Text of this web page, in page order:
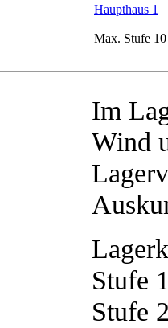
Haupthaus 1
Max. Stufe 10
Im
Wind
Stufe
Stufe